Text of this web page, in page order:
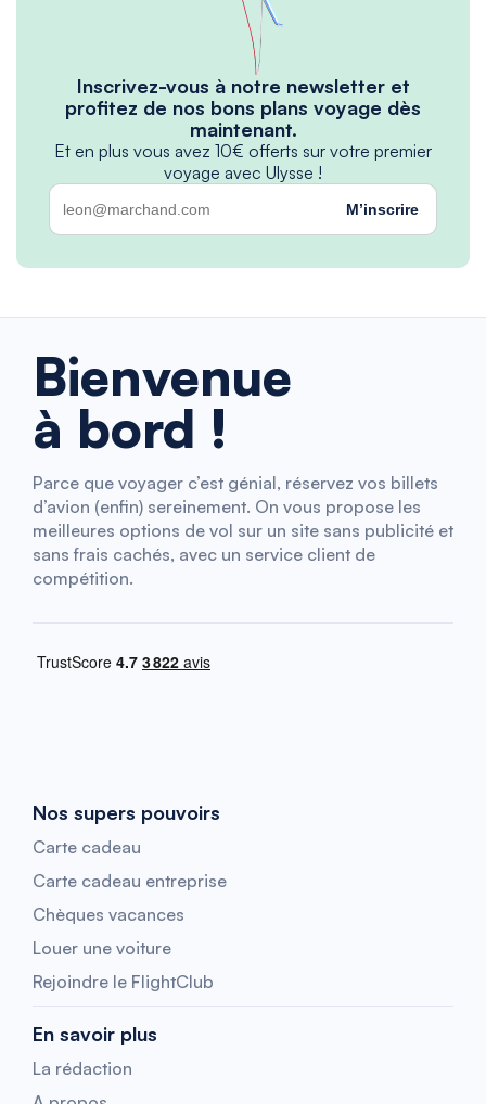
Inscrivez-vous à notre newsletter et
profitez de nos bons plans voyage dès
maintenant.
Et en plus vous avez 10€ offerts sur votre premier
voyage avec Ulysse !
M’inscrire
Bienvenue
à bord !
Parce que voyager c’est génial, réservez vos billets
d’avion (enfin) sereinement. On vous propose les
meilleures options de vol sur un site sans publicité et
sans frais cachés, avec un service client de
compétition.
Nos supers pouvoirs
Carte cadeau
Carte cadeau entreprise
Chèques vacances
Louer une voiture
Rejoindre le FlightClub
En savoir plus
La rédaction